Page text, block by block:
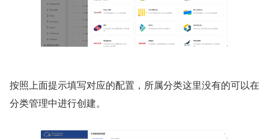
按照上面提示填写对应的配置，所属分类这里没有的可以在
分类管理中进行创建。